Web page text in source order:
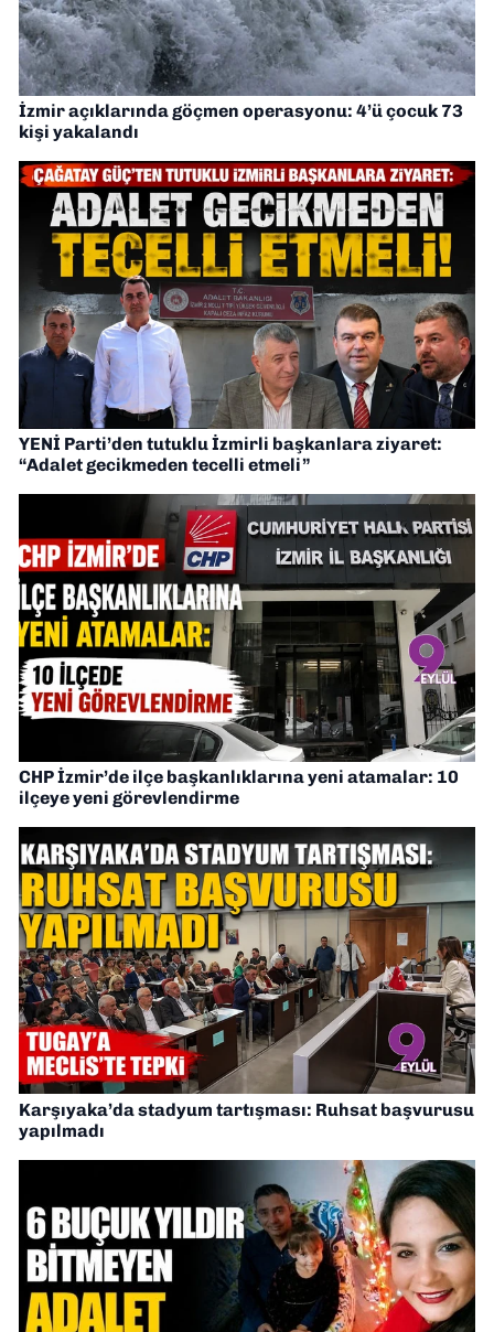
İzmir açıklarında göçmen operasyonu: 4’ü çocuk 73
kişi yakalandı
YENİ Parti’den tutuklu İzmirli başkanlara ziyaret:
“Adalet gecikmeden tecelli etmeli”
CHP İzmir’de ilçe başkanlıklarına yeni atamalar: 10
ilçeye yeni görevlendirme
Karşıyaka’da stadyum tartışması: Ruhsat başvurusu
yapılmadı